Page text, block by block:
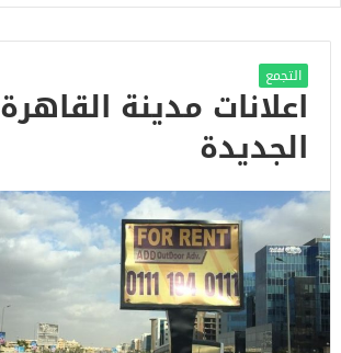
التجمع
اعلانات مدينة القاهرة
الجديدة